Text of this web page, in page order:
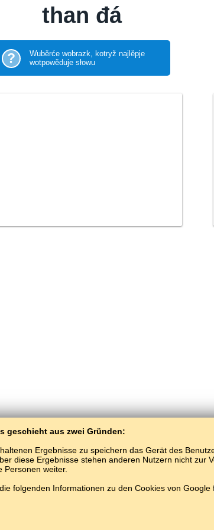
geschieht aus zwei Gründen:
Ergebnisse zu speichern das Gerät des
diese Ergebnisse stehen anderen Nutzern nicht zur
weiter.
folgenden Informationen zu den Cookies von
than đá
?
Wuběrće wobrazk, kotryž najlěpje
wotpowěduje słowu
wuknyć. Hrajće a wukńće vietnamšćina słowa online.#